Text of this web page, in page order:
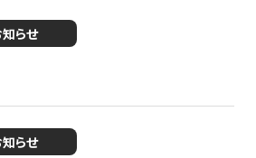
らせ
らせ